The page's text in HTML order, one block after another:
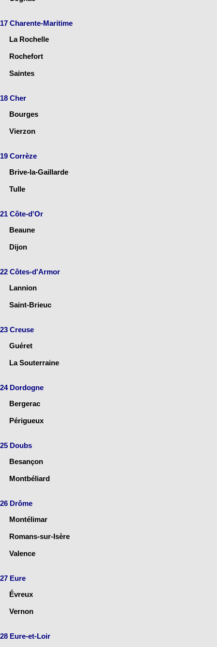
17 Charente-Maritime
La Rochelle
Rochefort
Saintes
18 Cher
Bourges
Vierzon
19 Corrèze
Brive-la-Gaillarde
Tulle
21 Côte-d'Or
Beaune
Dijon
22 Côtes-d'Armor
Lannion
Saint-Brieuc
23 Creuse
Guéret
La Souterraine
24 Dordogne
Bergerac
Périgueux
25 Doubs
Besançon
Montbéliard
26 Drôme
Montélimar
Romans-sur-Isère
Valence
27 Eure
Évreux
Vernon
28 Eure-et-Loir